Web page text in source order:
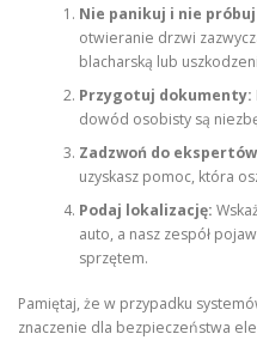
Nie panikuj i nie
otwieranie drzwi
blacharską lub
Przygotuj dokumenty:
dowód osobisty są
Zadzwoń do
uzyskasz pomoc, która
Podaj lokalizację:
auto, a nasz zespół
sprzętem.
Pamiętaj, że w przypadku
znaczenie dla bezpieczeństwa